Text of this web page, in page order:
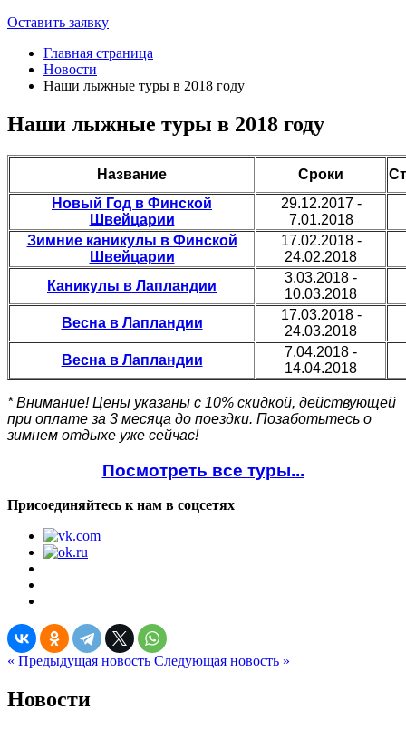
Оставить заявку
Главная страница
Новости
Наши лыжные туры в 2018 году
Наши лыжные туры в 2018 году
Название Сроки
Новый Год в Финской
Швейцарии
29.12.2017 -
7.01.2018
Зимние каникулы в Финской
Швейцарии
17.02.2018 -
24.02.2018
Каникулы в Лапландии
3.03.2018 -
10.03.2018
Весна в Лапландии
17.03.2018 -
24.03.2018
Весна в Лапландии
7.04.2018 -
14.04.2018
* Внимание! Цены указаны с 10% скидкой, действующей
при оплате за 3 месяца до поездки. Позаботьтесь о
зимнем отдыхе уже сейчас!
Посмотреть все туры...
Присоединяйтесь к нам в соцсетях
« Предыдущая новость Следующая новость »
Новости